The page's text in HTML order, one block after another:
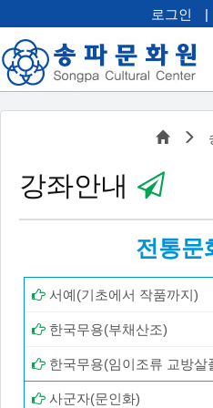
로그인 |
강좌안내
전통문
서예(기초에서 작품까지)
한국무용(부채산조)
한국무용(임이조류 교방살
사군자(문인화)